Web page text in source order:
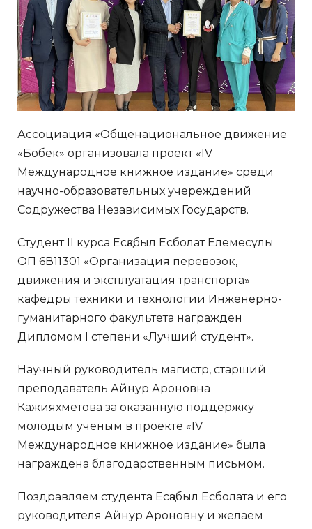
Ассоциация «Общенациональное движение
«Бобек» организовала проект «IV
Международное книжное издание» среди
научно-образовательных учереждений
Содружества Независимых Государств.
Студент II курса Есқабыл Есболат Елемесұлы
ОП 6В11301 «Организация перевозок,
движения и эксплуатация транспорта»
кафедры техники и технологии Инженерно-
гуманитарного факультета награжден
Дипломом I степени «Лучший студент».
Научный руководитель магистр, старший
преподаватель Айнур Ароновна
Кажияхметова за оказанную поддержку
молодым ученым в проекте «IV
Международное книжное издание» была
награждена благодарственным письмом.
Поздравляем студента Есқабыл Есболата и его
руководителя Айнур Ароновну и желаем